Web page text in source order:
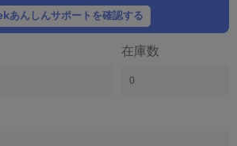
あんしんサポートを確認する
在庫数
0